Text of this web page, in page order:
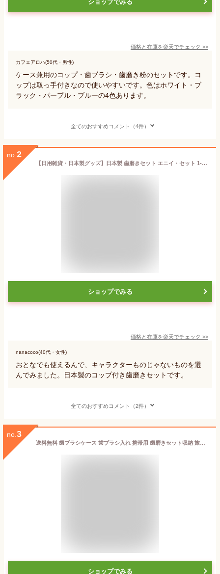
ショップでみる
価格と在庫を楽天でチェック >>
カフェアロハ(50代・男性)
ケース兼用のコップ・歯ブラシ・歯磨き粉のセットです。コ
ップは取っ手付きなので使いやすいです。色はホワイト・ブ
ラック・パープル・ブルーの4色あります。
全てのおすすめコメント（4件）
no. 2
【日用雑貨・日本製グッズ】日本製 歯磨きセット エニイ・セット 1-05019（iw0a001）
ショップでみる
価格と在庫を楽天でチェック >>
nanacoco(40代・女性)
おとなでも使えるんで、キャラクターものじゃないものを選
んでみました。日本製のコップ付き歯磨きセットです。
全てのおすすめコメント（2件）
no. 3
送料無料 歯ブラシケース 歯ブラシ入れ 携帯用 歯磨きセット収納 旅行 小物入れ 持ち運び シンプル 歯磨き粉 出張 トラベル 学校 オフィス シンプル おしゃれ
ショップでみる